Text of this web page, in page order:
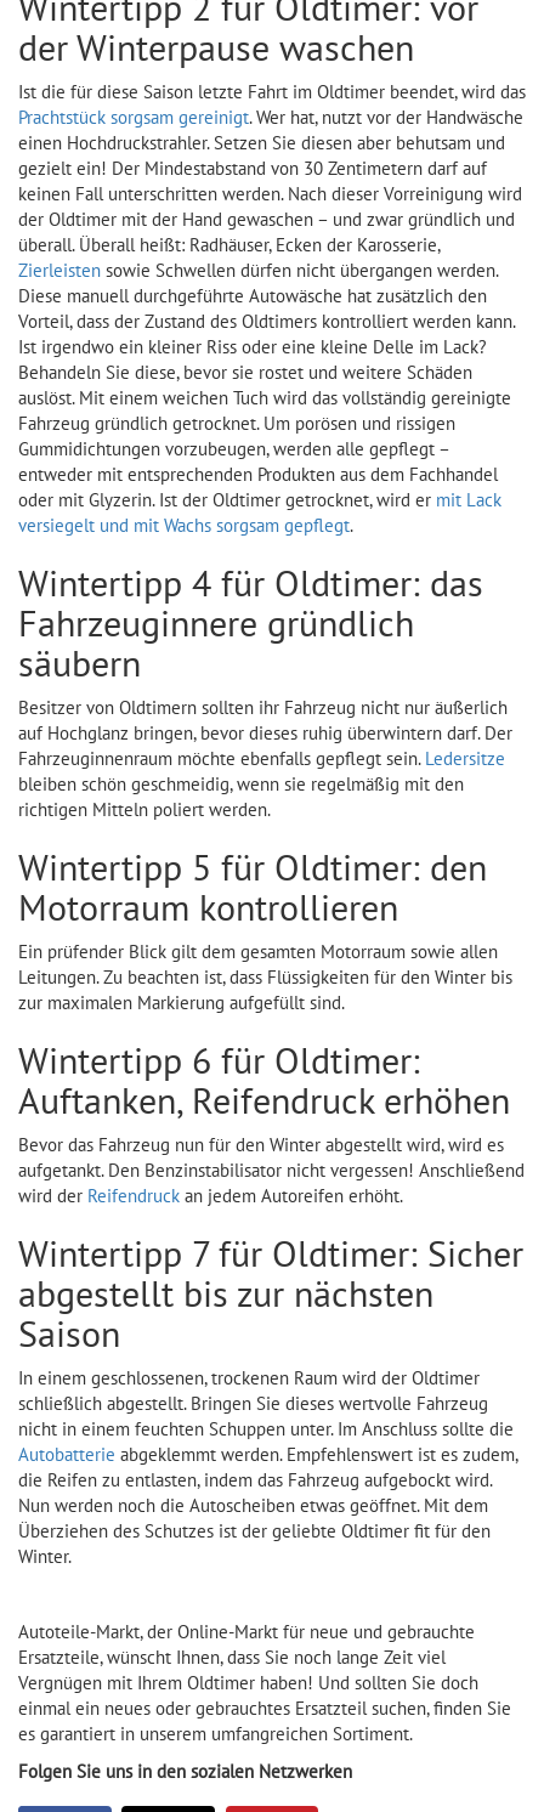
der Winterpause waschen
Ist die für diese Saison letzte Fahrt im Oldtimer beendet, wird das
Prachtstück sorgsam gereinigt. Wer hat, nutzt vor der Handwäsche
einen Hochdruckstrahler. Setzen Sie diesen aber behutsam und
gezielt ein! Der Mindestabstand von 30 Zentimetern darf auf
keinen Fall unterschritten werden. Nach dieser Vorreinigung wird
der Oldtimer mit der Hand gewaschen – und zwar gründlich und
überall. Überall heißt: Radhäuser, Ecken der Karosserie,
Zierleisten sowie Schwellen dürfen nicht übergangen werden.
Diese manuell durchgeführte Autowäsche hat zusätzlich den
Vorteil, dass der Zustand des Oldtimers kontrolliert werden kann.
Ist irgendwo ein kleiner Riss oder eine kleine Delle im Lack?
Behandeln Sie diese, bevor sie rostet und weitere Schäden
auslöst. Mit einem weichen Tuch wird das vollständig gereinigte
Fahrzeug gründlich getrocknet. Um porösen und rissigen
Gummidichtungen vorzubeugen, werden alle gepflegt –
entweder mit entsprechenden Produkten aus dem Fachhandel
oder mit Glyzerin. Ist der Oldtimer getrocknet, wird er mit Lack
versiegelt und mit Wachs sorgsam gepflegt.
Wintertipp 4 für Oldtimer: das
Fahrzeuginnere gründlich
säubern
Besitzer von Oldtimern sollten ihr Fahrzeug nicht nur äußerlich
auf Hochglanz bringen, bevor dieses ruhig überwintern darf. Der
Fahrzeuginnenraum möchte ebenfalls gepflegt sein. Ledersitze
bleiben schön geschmeidig, wenn sie regelmäßig mit den
richtigen Mitteln poliert werden.
Wintertipp 5 für Oldtimer: den
Motorraum kontrollieren
Ein prüfender Blick gilt dem gesamten Motorraum sowie allen
Leitungen. Zu beachten ist, dass Flüssigkeiten für den Winter bis
zur maximalen Markierung aufgefüllt sind.
Wintertipp 6 für Oldtimer:
Auftanken, Reifendruck erhöhen
Bevor das Fahrzeug nun für den Winter abgestellt wird, wird es
aufgetankt. Den Benzinstabilisator nicht vergessen! Anschließend
wird der Reifendruck an jedem Autoreifen erhöht.
Wintertipp 7 für Oldtimer: Sicher
abgestellt bis zur nächsten
Saison
In einem geschlossenen, trockenen Raum wird der Oldtimer
schließlich abgestellt. Bringen Sie dieses wertvolle Fahrzeug
nicht in einem feuchten Schuppen unter. Im Anschluss sollte die
Autobatterie abgeklemmt werden. Empfehlenswert ist es zudem,
die Reifen zu entlasten, indem das Fahrzeug aufgebockt wird.
Nun werden noch die Autoscheiben etwas geöffnet. Mit dem
Überziehen des Schutzes ist der geliebte Oldtimer fit für den
Winter.
Autoteile-Markt, der Online-Markt für neue und gebrauchte
Ersatzteile, wünscht Ihnen, dass Sie noch lange Zeit viel
Vergnügen mit Ihrem Oldtimer haben! Und sollten Sie doch
einmal ein neues oder gebrauchtes Ersatzteil suchen, finden Sie
es garantiert in unserem umfangreichen Sortiment.
Folgen Sie uns in den sozialen Netzwerken